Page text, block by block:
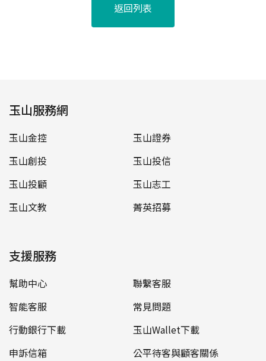
返回列表
玉山服務網
玉山金控
玉山證券
玉山創投
玉山投信
玉山投顧
玉山志工
玉山文教
菁英招募
支援服務
幫助中心
聯繫客服
智能客服
常見問題
行動銀行下載
玉山Wallet下載
申訴信箱
公平待客與顧客關係